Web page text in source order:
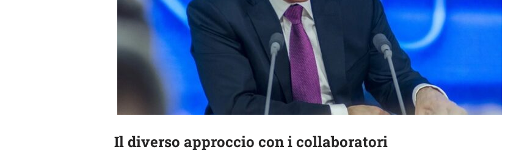
Il diverso approccio con i collaboratori